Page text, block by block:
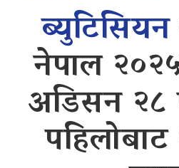
नेपाल
अडिसन २८